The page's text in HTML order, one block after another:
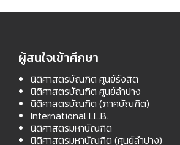
ผู้สนใจเข้าศึกษา
นิติศาสตรบัณฑิต ศูนย์รังสิต
นิติศาสตรบัณฑิต ศูนย์ลำปาง
นิติศาสตรบัณฑิต (ภาคบัณฑิต)
International LL.B.
นิติศาสตรมหาบัณฑิต
นิติศาสตรมหาบัณฑิต (ศูนย์ลำปาง)